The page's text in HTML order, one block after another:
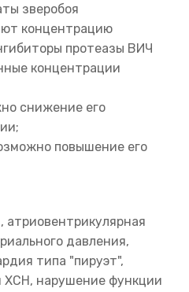
зверобоя
концентрацию
протеазы ВИЧ
концентрации
снижение его
повышение его
давления,
типа "пируэт",
ХСН, нарушение функции